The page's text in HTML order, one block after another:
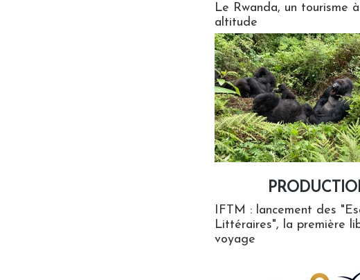
Le Rwanda, un tourisme
altitude
IFTM : lancement des
Littéraires", la première
voyage